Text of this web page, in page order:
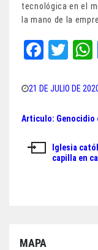
tecnológica en el
la mano de la
Fa
bo
T
tt
21 DE JULIO DE
Navegación
de
entradas
Articulo: Genocidio
Iglesia
capilla en
MAPA